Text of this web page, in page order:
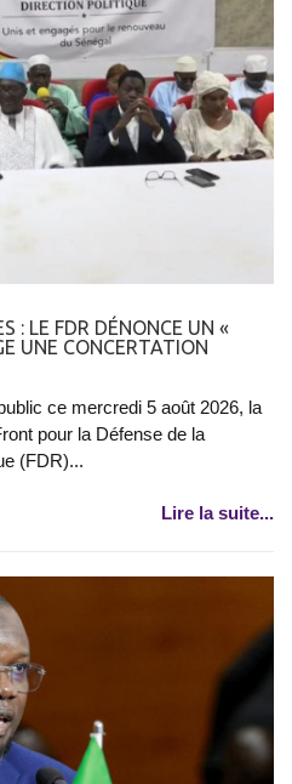
: LE FDR DÉNONCE UN «
UNE CONCERTATION
ce mercredi 5 août 2026, la
pour la Défense de la
(FDR)...
Lire la suite...